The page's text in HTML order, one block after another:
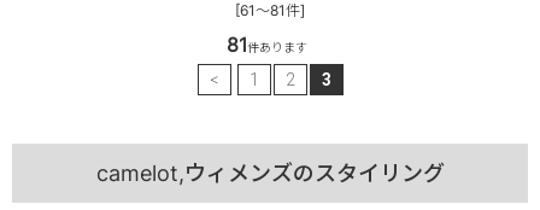
[61～81件]
81件あります
< 1 2 3
camelot,ウィメンズのスタイリング